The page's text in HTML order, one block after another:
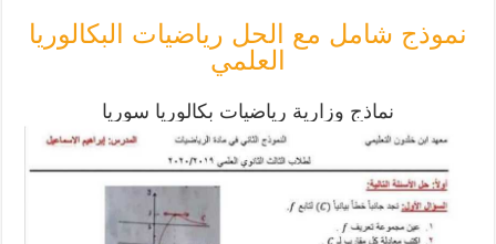
نموذج شامل مع الحل رياضيات البكالوريا
العلمي
نماذج وزارية رياضيات بكالوريا سوريا